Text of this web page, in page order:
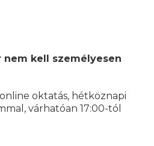
kell személyesen
online oktatás, hétköznapi
várhatóan 17:00-tól